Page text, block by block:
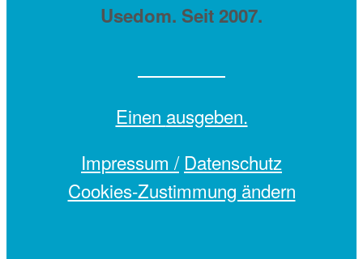
Usedom. Seit 2007.
Einen ausgeben.
Impressum / Datenschutz
Cookies-Zustimmung ändern